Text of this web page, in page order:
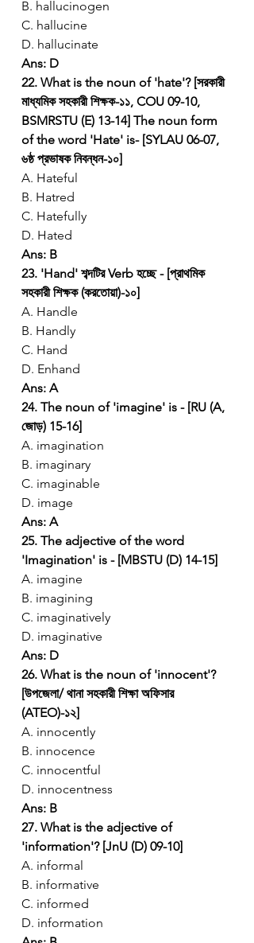
B. hallucinogen
C. hallucine
D. hallucinate
Ans: D
22. What is the noun of 'hate'? [সরকারী
মাধ্যমিক সহকারী শিক্ষক-১১, COU 09-10,
BSMRSTU (E) 13-14] The noun form
of the word 'Hate' is- [SYLAU 06-07,
৬ষ্ঠ প্রভাষক নিবন্ধন-১০]
A. Hateful
B. Hatred
C. Hatefully
D. Hated
Ans: B
23. 'Hand' শব্দটির Verb হচ্ছে - [প্রাথমিক
সহকারী শিক্ষক (করতোয়া)-১০]
A. Handle
B. Handly
C. Hand
D. Enhand
Ans: A
24. The noun of 'imagine' is - [RU (A,
জোড়) 15-16]
A. imagination
B. imaginary
C. imaginable
D. image
Ans: A
25. The adjective of the word
'Imagination' is - [MBSTU (D) 14-15]
A. imagine
B. imagining
C. imaginatively
D. imaginative
Ans: D
26. What is the noun of 'innocent'?
[উপজেলা/ থানা সহকারী শিক্ষা অফিসার
(ATEO)-১২]
A. innocently
B. innocence
C. innocentful
D. innocentness
Ans: B
27. What is the adjective of
'information'? [JnU (D) 09-10]
A. informal
B. informative
C. informed
D. information